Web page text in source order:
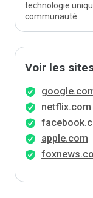
technologie
communauté.
Voir les
netflix.com
apple.com